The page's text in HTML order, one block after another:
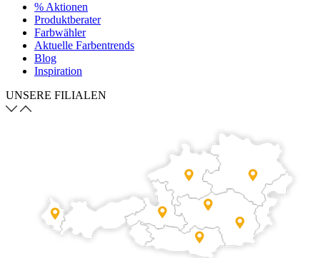
% Aktionen
Produktberater
Farbwähler
Aktuelle Farbentrends
Blog
Inspiration
UNSERE FILIALEN